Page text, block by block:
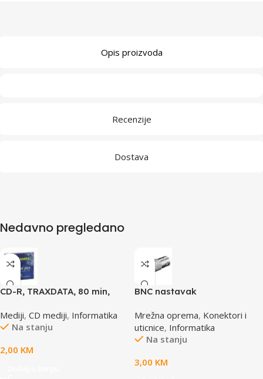
Opis proizvoda
Recenzije
Dostava
Nedavno pregledano
CD-R, TRAXDATA, 80 min,
Mediji, CD mediji, Informatika
Na stanju
2,00 KM
BNC nastavak
Mrežna oprema, Konektori i
uticnice, Informatika
Na stanju
3,00 KM